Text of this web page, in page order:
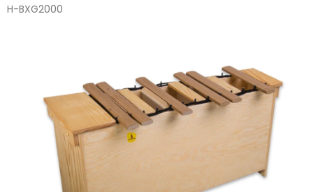
H-BXG2000